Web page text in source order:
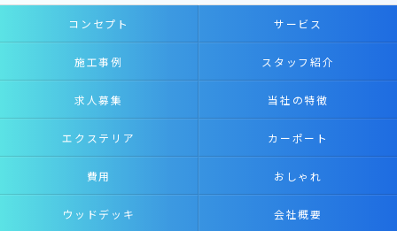
コンセプト サービス
施工事例 スタッフ紹介
求人募集 当社の特徴
エクステリア カーポート
費用 おしゃれ
ウッドデッキ 会社概要